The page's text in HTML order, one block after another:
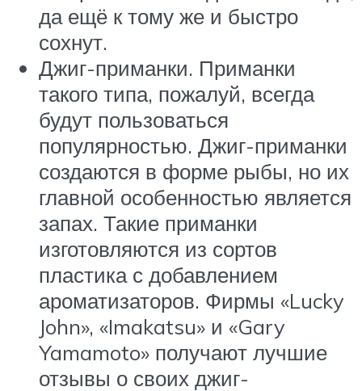
да ещё к тому же и быстро
сохнут.
Джиг-приманки. Приманки
такого типа, пожалуй, всегда
будут пользоваться
популярностью. Джиг-приманки
создаются в форме рыбы, но их
главной особенностью является
запах. Такие приманки
изготовляются из сортов
пластика с добавлением
ароматизаторов. Фирмы «Lucky
John», «Imakatsu» и «Gary
Yamamoto» получают лучшие
отзывы о своих джиг-